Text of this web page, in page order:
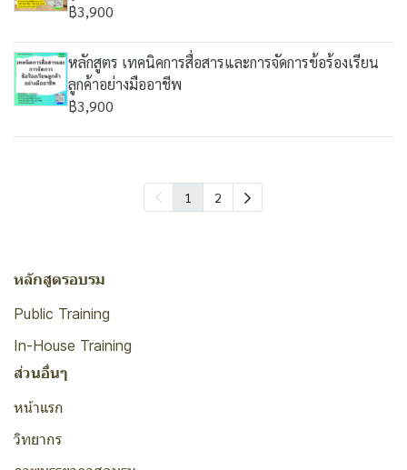
฿3,900
หลักสูตร เทคนิคการสื่อสารและการจัดการข้อร้องเรียน
ลูกค้าอย่างมืออาชีพ
฿3,900
1 2
หลักสูตรอบรม
Public Training
In-House Training
ส่วนอื่นๆ
หน้าแรก
วิทยากร